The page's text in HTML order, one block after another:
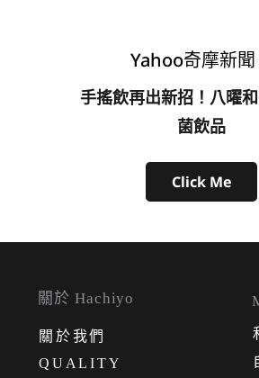
Yahoo奇摩新聞
手搖飲再出新招！八曜
菌飲品
Click Me
關於 Hachiyo
關 於我們
QUALITY